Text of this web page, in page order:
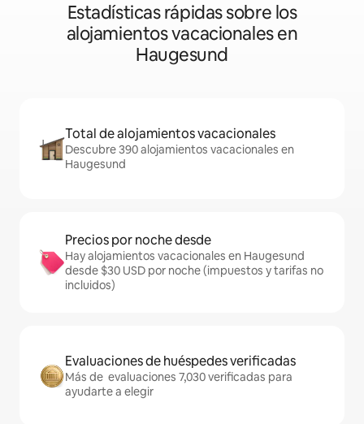
Estadísticas rápidas sobre los
alojamientos vacacionales en
Haugesund
Total de alojamientos vacacionales
Descubre 390 alojamientos vacacionales en
Haugesund
Precios por noche desde
Hay alojamientos vacacionales en Haugesund
desde $30 USD por noche (impuestos y tarifas no
incluidos)
Evaluaciones de huéspedes verificadas
Más de evaluaciones 7,030 verificadas para
ayudarte a elegir